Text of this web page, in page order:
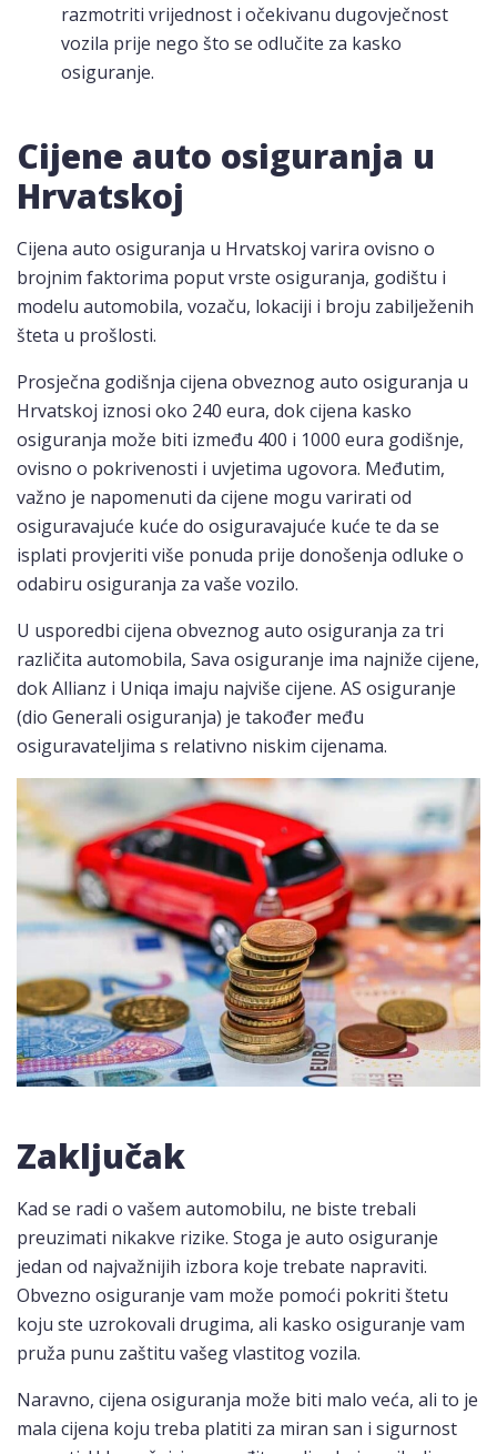
razmotriti vrijednost i očekivanu dugovječnost
vozila prije nego što se odlučite za kasko
osiguranje.
Cijene auto osiguranja u
Hrvatskoj
Cijena auto osiguranja u Hrvatskoj varira ovisno o
brojnim faktorima poput vrste osiguranja, godištu i
modelu automobila, vozaču, lokaciji i broju zabilježenih
šteta u prošlosti.
Prosječna godišnja cijena obveznog auto osiguranja u
Hrvatskoj iznosi oko 240 eura, dok cijena kasko
osiguranja može biti između 400 i 1000 eura godišnje,
ovisno o pokrivenosti i uvjetima ugovora. Međutim,
važno je napomenuti da cijene mogu varirati od
osiguravajuće kuće do osiguravajuće kuće te da se
isplati provjeriti više ponuda prije donošenja odluke o
odabiru osiguranja za vaše vozilo.
U usporedbi cijena obveznog auto osiguranja za tri
različita automobila, Sava osiguranje ima najniže cijene,
dok Allianz i Uniqa imaju najviše cijene. AS osiguranje
(dio Generali osiguranja) je također među
osiguravateljima s relativno niskim cijenama.
Zaključak
Kad se radi o vašem automobilu, ne biste trebali
preuzimati nikakve rizike. Stoga je auto osiguranje
jedan od najvažnijih izbora koje trebate napraviti.
Obvezno osiguranje vam može pomoći pokriti štetu
koju ste uzrokovali drugima, ali kasko osiguranje vam
pruža punu zaštitu vašeg vlastitog vozila.
Naravno, cijena osiguranja može biti malo veća, ali to je
mala cijena koju treba platiti za miran san i sigurnost